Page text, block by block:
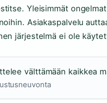
Yleisimmät
Asiakaspalvelu
järjestelmä ei ole
välttämään kaikkea